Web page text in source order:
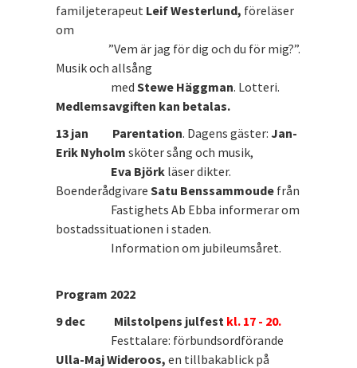
familjeterapeut Leif Westerlund, föreläser
om
”Vem är jag för dig och du för mig?”.
Musik och allsång
med Stewe Häggman. Lotteri.
Medlemsavgiften kan betalas.
13 jan
Parentation. Dagens gäster: Jan-
Erik Nyholm sköter sång och musik,
Eva Björk läser dikter.
Boenderådgivare Satu Benssammoude från
Fastighets Ab Ebba informerar om
bostadssituationen i staden.
Information om jubileumsåret.
Program 2022
9 dec Milstolpens julfest kl. 17 - 20.
Festtalare: förbundsordförande
Ulla-Maj Wideroos, en tillbakablick på